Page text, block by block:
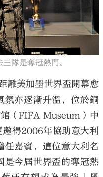
隊是奪冠熱門。
離美加墨世界盃開幕愈
氛亦逐漸升溫，位於銅
（FIFA Museum）中
得2006年協助意大利
任嘉賓，這位意大利名
是今屆世界盃的奪冠熱